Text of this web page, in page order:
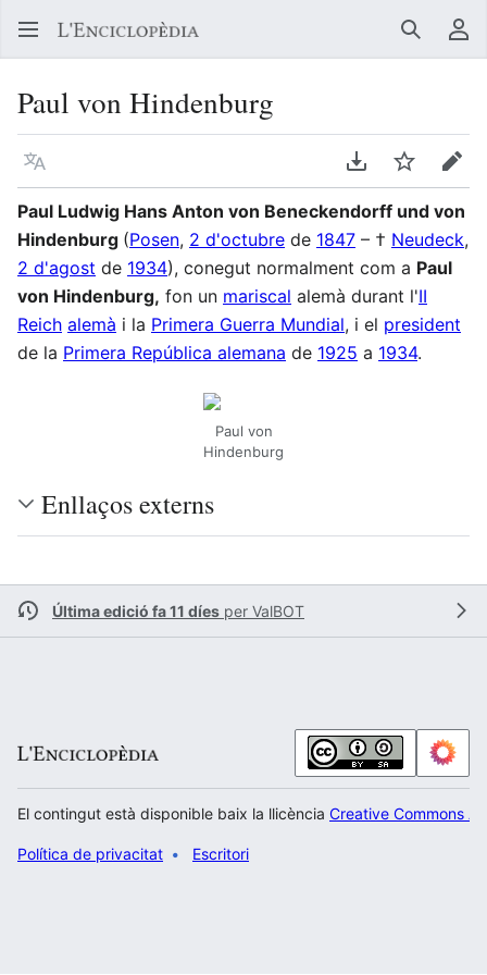
Buscar
Paul von Hindenburg
Llegir en un atre idioma Descarregar en
Vigilar
Paul Ludwig Hans Anton von Beneckendorff und von
Hindenburg (Posen, 2 d'octubre de 1847 – † Neudeck,
2 d'agost de 1934), conegut normalment com a Paul
von Hindenburg, fon un mariscal alemà durant l'II
Reich alemà i la Primera Guerra Mundial, i el president
de la Primera República alemana de 1925 a 1934.
Paul von
Hindenburg
Enllaços externs
Última edició fa 11 díes per ValBOT
El contingut està disponible baix la llicència Creative Commons
Política de privacitat Escritori